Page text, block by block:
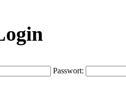
Passwort: